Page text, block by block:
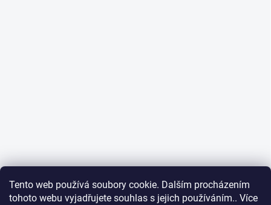
Tento web používá soubory cookie. Dalším procházením
tohoto webu vyjadřujete souhlas s jejich používáním.. Více